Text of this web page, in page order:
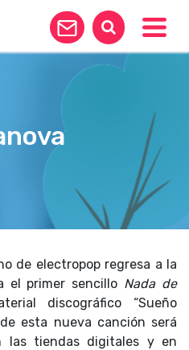
de electropop regresa a la
el primer sencillo Nada de
discográfico “Sueño
esta nueva canción será
las tiendas digitales y en